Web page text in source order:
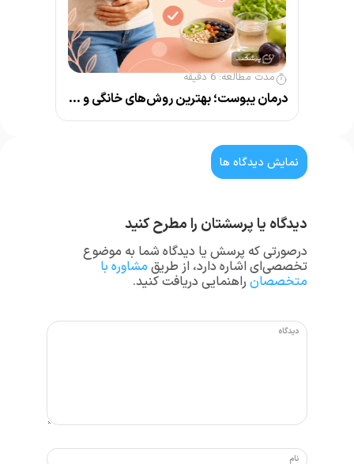
مدت مطالعه:6 دقیقه
درمان یبوست؛ بهترین روش‌های خانگی و پزشکی
نمایش دیدگاه ها
دیدگاه یا پرسشتان را مطرح کنید
درصورتی که پرسش یا دیدگاه شما به موضوع
تخصصی‌ای اشاره دارد، از طریق مشاوره با
متخصصان راهنمایی دریافت کنید.